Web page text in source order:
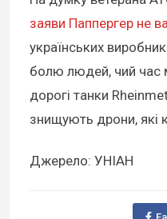
заяви Паппергер не
українських
болю людей, чий час
дорогі танки
знищують дрони, які
Джерело: УНІАН